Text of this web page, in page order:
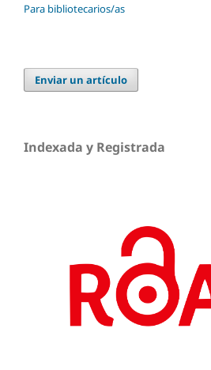
Para bibliotecarios/as
Enviar un artículo
Indexada y Registrada